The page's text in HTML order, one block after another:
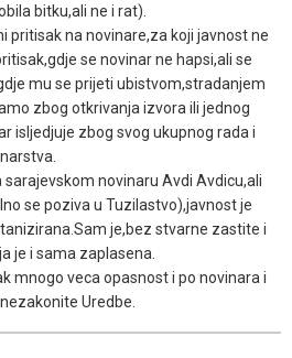
bitku,ali ne i rat).
pritisak na novinare,za koji javnost ne
se novinar ne hapsi,ali se
mu se prijeti ubistvom,stradanjem
zbog otkrivanja izvora ili jednog
isljedjuje zbog svog ukupnog rada i
novinaru Avdi Avdicu,ali
se poziva u Tuzilastvo),javnost je
je,bez stvarne zastite i
je i sama zaplasena.
mnogo veca opasnost i po novinara i
Uredbe.